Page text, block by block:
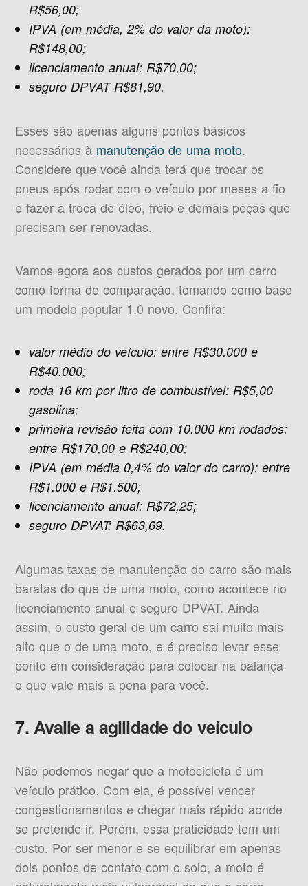
R$56,00;
IPVA (em média, 2% do valor da moto):
R$148,00;
licenciamento anual: R$70,00;
seguro DPVAT R$81,90.
Esses são apenas alguns pontos básicos
necessários à manutenção de uma moto.
Considere que você ainda terá que trocar os
pneus após rodar com o veículo por meses a fio
e fazer a troca de óleo, freio e demais peças que
precisam ser renovadas.
Vamos agora aos custos gerados por um carro
como forma de comparação, tomando como base
um modelo popular 1.0 novo. Confira:
valor médio do veículo: entre R$30.000 e
R$40.000;
roda 16 km por litro de combustível: R$5,00
gasolina;
primeira revisão feita com 10.000 km rodados:
entre R$170,00 e R$240,00;
IPVA (em média 0,4% do valor do carro): entre
R$1.000 e R$1.500;
licenciamento anual: R$72,25;
seguro DPVAT: R$63,69.
Algumas taxas de manutenção do carro são mais
baratas do que de uma moto, como acontece no
licenciamento anual e seguro DPVAT. Ainda
assim, o custo geral de um carro sai muito mais
alto que o de uma moto, e é preciso levar esse
ponto em consideração para colocar na balança
o que vale mais a pena para você.
7. Avalie a agilidade do veículo
Não podemos negar que a motocicleta é um
veículo prático. Com ela, é possível vencer
congestionamentos e chegar mais rápido aonde
se pretende ir. Porém, essa praticidade tem um
custo. Por ser menor e se equilibrar em apenas
dois pontos de contato com o solo, a moto é